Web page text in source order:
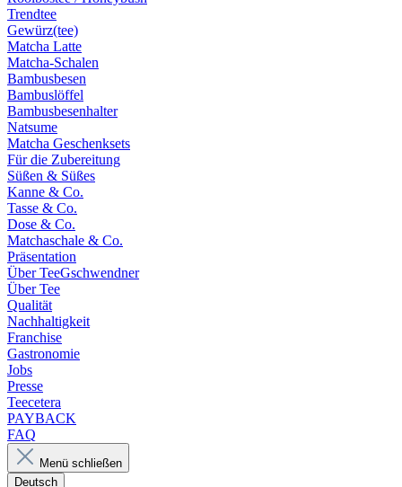
Trendtee
Gewürz(tee)
Matcha Latte
Matcha-Schalen
Bambusbesen
Bambuslöffel
Bambusbesenhalter
Natsume
Matcha Geschenksets
Für die Zubereitung
Süßen & Süßes
Kanne & Co.
Tasse & Co.
Dose & Co.
Matchaschale & Co.
Präsentation
Über TeeGschwendner
Über Tee
Qualität
Nachhaltigkeit
Franchise
Gastronomie
Jobs
Presse
Teecetera
PAYBACK
FAQ
Menü schließen
Deutsch